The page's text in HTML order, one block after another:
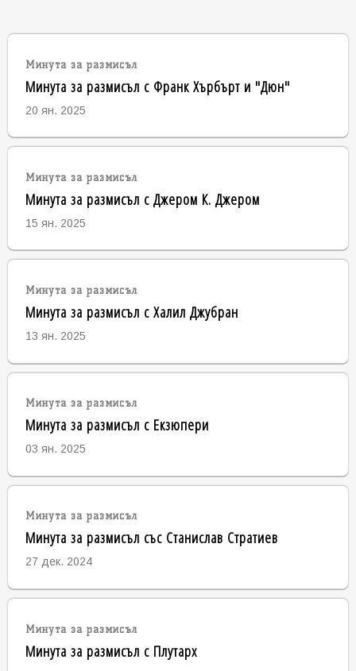
Минута за размисъл
Минута за размисъл с Франк Хърбърт и "Дюн"
20 ян. 2025
Минута за размисъл
Минута за размисъл с Джером К. Джером
15 ян. 2025
Минута за размисъл
Минута за размисъл с Халил Джубран
13 ян. 2025
Минута за размисъл
Минута за размисъл с Екзюпери
03 ян. 2025
Минута за размисъл
Минута за размисъл със Станислав Стратиев
27 дек. 2024
Минута за размисъл
Минута за размисъл с Плутарх